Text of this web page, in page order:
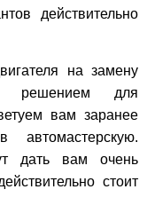
действительно
на замену
решением для
вам заранее
автомастерскую.
дать вам очень
стоит